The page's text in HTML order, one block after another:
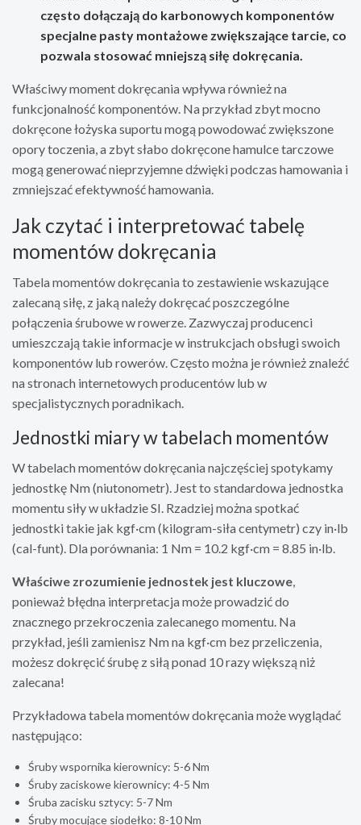
często dołączają do karbonowych komponentów
specjalne pasty montażowe zwiększające tarcie, co
pozwala stosować mniejszą siłę dokręcania.
Właściwy moment dokręcania wpływa również na
funkcjonalność komponentów. Na przykład zbyt mocno
dokręcone łożyska suportu mogą powodować zwiększone
opory toczenia, a zbyt słabo dokręcone hamulce tarczowe
mogą generować nieprzyjemne dźwięki podczas hamowania i
zmniejszać efektywność hamowania.
Jak czytać i interpretować tabelę
momentów dokręcania
Tabela momentów dokręcania to zestawienie wskazujące
zalecaną siłę, z jaką należy dokręcać poszczególne
połączenia śrubowe w rowerze. Zazwyczaj producenci
umieszczają takie informacje w instrukcjach obsługi swoich
komponentów lub rowerów. Często można je również znaleźć
na stronach internetowych producentów lub w
specjalistycznych poradnikach.
Jednostki miary w tabelach momentów
W tabelach momentów dokręcania najczęściej spotykamy
jednostkę Nm (niutonometr). Jest to standardowa jednostka
momentu siły w układzie SI. Rzadziej można spotkać
jednostki takie jak kgf·cm (kilogram-siła centymetr) czy in·lb
(cal-funt). Dla porównania: 1 Nm = 10.2 kgf·cm = 8.85 in·lb.
Właściwe zrozumienie jednostek jest kluczowe
ponieważ błędna interpretacja może prowadzić do
znacznego przekroczenia zalecanego momentu. Na
przykład, jeśli zamienisz Nm na kgf·cm bez przeliczenia,
możesz dokręcić śrubę z siłą ponad 10 razy większą niż
zalecana!
Przykładowa tabela momentów dokręcania może wyglądać
następująco:
Śruby wspornika kierownicy: 5-6 Nm
Śruby zaciskowe kierownicy: 4-5 Nm
Śruba zacisku sztycy: 5-7 Nm
Śruby mocujące siodełko: 8-10 Nm